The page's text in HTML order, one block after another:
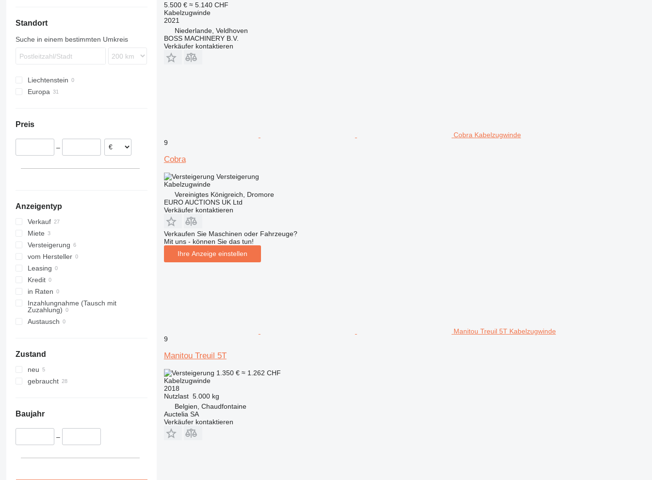
Standort
Suche in einem bestimmten Umkreis
Liechtenstein
Europa
Vereinigtes Königreich
Belgien
Preis
–
Anzeigentyp
Verkauf
Miete
Versteigerung
vom Hersteller
Leasing
Kredit
in Raten
Inzahlungnahme (Tausch mit
Zuzahlung)
Austausch
Zustand
neu
gebraucht
Baujahr
–
5.500 € ≈ 5.140 CHF
Kabelzugwinde
2021
Niederlande, Veldhoven
BOSS MACHINERY B.V.
Verkäufer kontaktieren
Cobra Kabelzugwinde
9
Cobra
Versteigerung
Kabelzugwinde
Vereinigtes Königreich, Dromore
EURO AUCTIONS UK Ltd
Verkäufer kontaktieren
Verkaufen Sie Maschinen oder Fahrzeuge?
Mit uns - können Sie das tun!
Ihre Anzeige einstellen
Manitou Treuil 5T Kabelzugwinde
9
Manitou Treuil 5T
1.350 € ≈ 1.262 CHF
Kabelzugwinde
2018
Nutzlast 5.000 kg
Belgien, Chaudfontaine
Auctelia SA
Verkäufer kontaktieren